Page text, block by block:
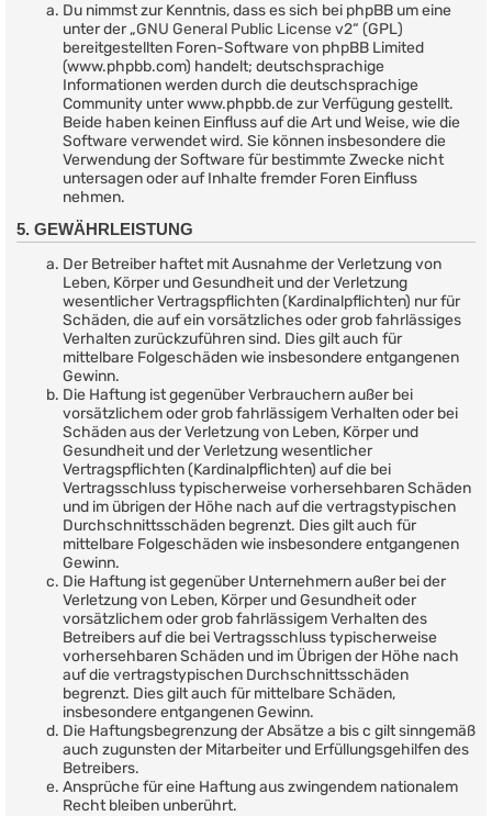
Du nimmst zur Kenntnis, dass es sich bei phpBB um eine
unter der „GNU General Public License v2“ (GPL)
bereitgestellten Foren-Software von phpBB Limited
(www.phpbb.com) handelt; deutschsprachige
Informationen werden durch die deutschsprachige
Community unter www.phpbb.de zur Verfügung gestellt.
Beide haben keinen Einfluss auf die Art und Weise, wie die
Software verwendet wird. Sie können insbesondere die
Verwendung der Software für bestimmte Zwecke nicht
untersagen oder auf Inhalte fremder Foren Einfluss
nehmen.
5. GEWÄHRLEISTUNG
Der Betreiber haftet mit Ausnahme der Verletzung von
Leben, Körper und Gesundheit und der Verletzung
wesentlicher Vertragspflichten (Kardinalpflichten) nur für
Schäden, die auf ein vorsätzliches oder grob fahrlässiges
Verhalten zurückzuführen sind. Dies gilt auch für
mittelbare Folgeschäden wie insbesondere entgangenen
Gewinn.
Die Haftung ist gegenüber Verbrauchern außer bei
vorsätzlichem oder grob fahrlässigem Verhalten oder bei
Schäden aus der Verletzung von Leben, Körper und
Gesundheit und der Verletzung wesentlicher
Vertragspflichten (Kardinalpflichten) auf die bei
Vertragsschluss typischerweise vorhersehbaren Schäden
und im übrigen der Höhe nach auf die vertragstypischen
Durchschnittsschäden begrenzt. Dies gilt auch für
mittelbare Folgeschäden wie insbesondere entgangenen
Gewinn.
Die Haftung ist gegenüber Unternehmern außer bei der
Verletzung von Leben, Körper und Gesundheit oder
vorsätzlichem oder grob fahrlässigem Verhalten des
Betreibers auf die bei Vertragsschluss typischerweise
vorhersehbaren Schäden und im Übrigen der Höhe nach
auf die vertragstypischen Durchschnittsschäden
begrenzt. Dies gilt auch für mittelbare Schäden,
insbesondere entgangenen Gewinn.
Die Haftungsbegrenzung der Absätze a bis c gilt sinngemäß
auch zugunsten der Mitarbeiter und Erfüllungsgehilfen des
Betreibers.
Ansprüche für eine Haftung aus zwingendem nationalem
Recht bleiben unberührt.